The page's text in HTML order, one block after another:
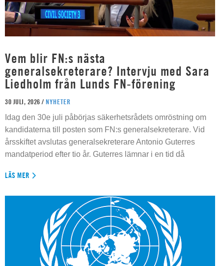
Vem blir FN:s nästa
generalsekreterare? Intervju med Sara
Liedholm från Lunds FN-förening
30 JULI, 2026 / NYHETER
Idag den 30e juli påbörjas säkerhetsrådets omröstning om
kandidaterna till posten som FN:s generalsekreterare. Vid
årsskiftet avslutas generalsekreterare Antonio Guterres
mandatperiod efter tio år. Guterres lämnar i en tid då
LÄS MER